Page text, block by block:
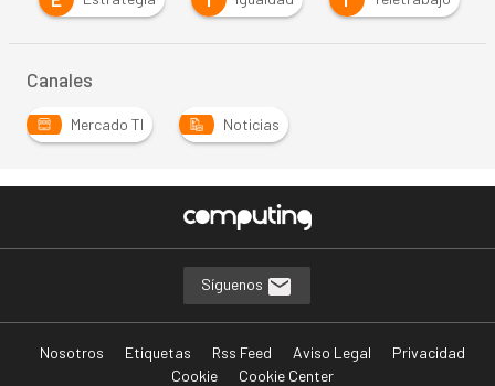
Canales
Mercado TI Noticias
Síguenos
Nosotros Etiquetas Rss Feed Aviso Legal
Privacidad
Cookie
Cookie Center